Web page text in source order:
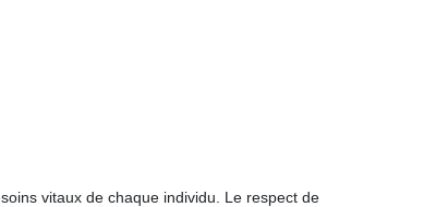
vitaux de chaque individu. Le respect de